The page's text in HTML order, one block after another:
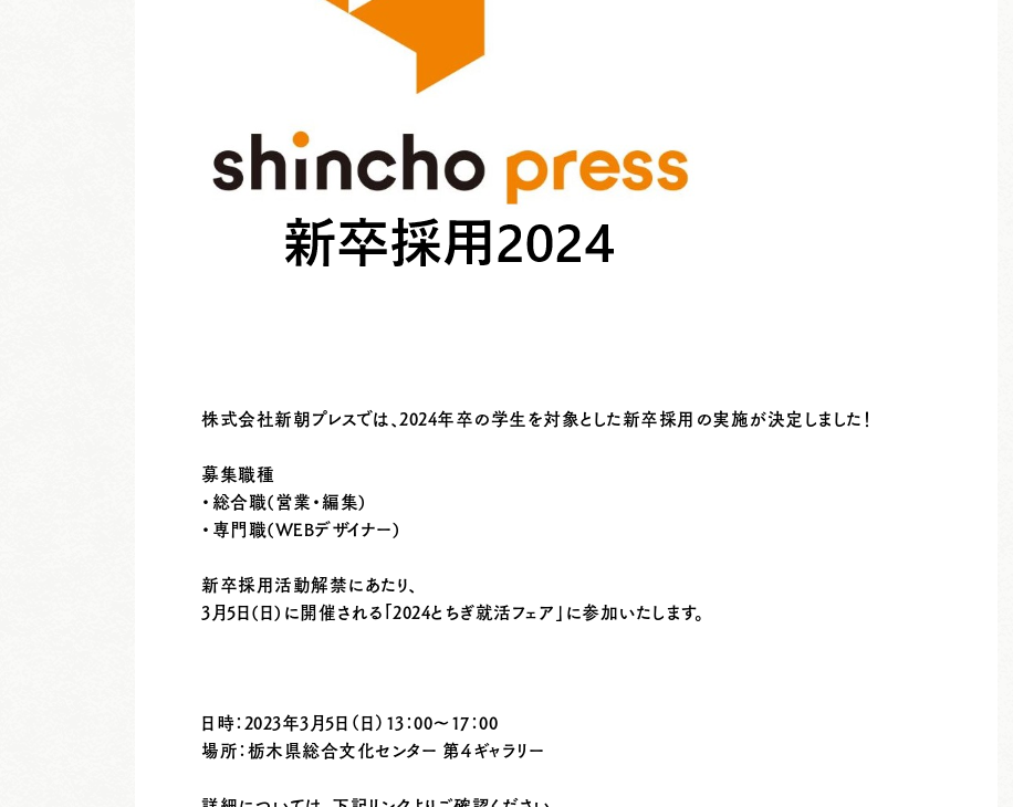
株式会社新朝プレスでは、2024年卒の学生を対象とした新卒採用の実施が決定しました！
募集職種
・総合職(営業・編集)
・専門職(WEBデザイナー)
新卒採用活動解禁にあたり、
3月5日(日)に開催される「2024とちぎ就活フェア」に参加いたします。
日時：2023年3月5日（日）13：00～17：00
場所：栃木県総合文化センター 第４ギャラリー